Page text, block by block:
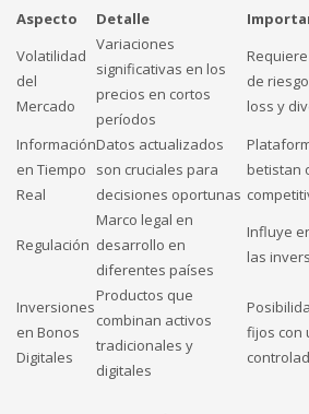
Aspecto Detalle
Volatilidad
del
Mercado
Variaciones
significativas en los
precios en cortos
períodos
de
loss y
Información
en Tiempo
Real
Datos actualizados
son cruciales para
decisiones oportunas
betistan
Regulación
Marco legal en
desarrollo en
diferentes países
Influye
las
Inversiones
en Bonos
Digitales
Productos que
combinan activos
tradicionales y
digitales
fijos con